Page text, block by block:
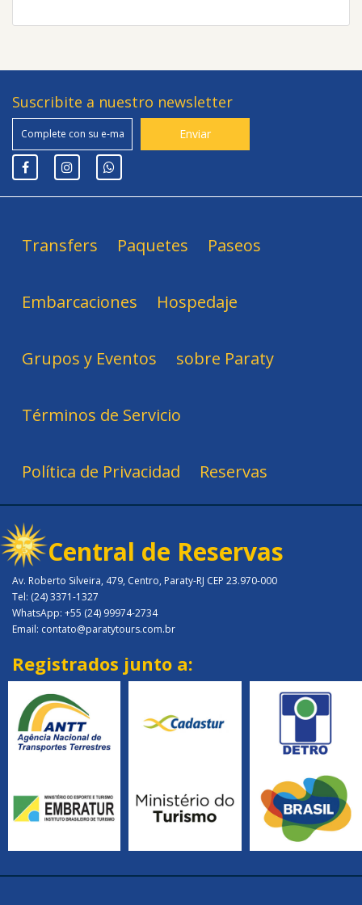
Suscribite a nuestro newsletter
Transfers Paquetes Paseos
Embarcaciones Hospedaje
Grupos y Eventos sobre Paraty
Términos de Servicio
Política de Privacidad Reservas
Central de Reservas
Av. Roberto Silveira, 479, Centro, Paraty-RJ CEP 23.970-000
Tel: (24) 3371-1327
WhatsApp: +55 (24) 99974-2734
Email: contato@paratytours.com.br
Registrados junto a: